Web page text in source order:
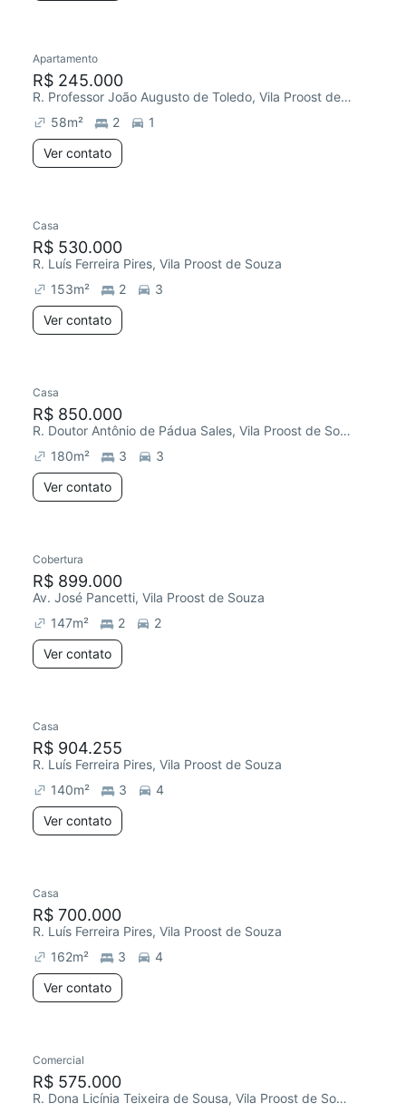
Redecorar
Apartamento
R$ 245.000
R. Professor João Augusto de Toledo, Vila Proost de Souza
58m² 2
1
Ver contato
Chegou este mês
Casa
R$ 530.000
R. Luís Ferreira Pires, Vila Proost de Souza
153m² 2
3
Ver contato
Chegou este mês
Casa
R$ 850.000
R. Doutor Antônio de Pádua Sales, Vila Proost de Souza
180m² 3
3
Ver contato
Redecorar
Cobertura
R$ 899.000
Av. José Pancetti, Vila Proost de Souza
147m² 2
2
Ver contato
Casa
R$ 904.255
R. Luís Ferreira Pires, Vila Proost de Souza
140m² 3
4
Ver contato
Casa
R$ 700.000
R. Luís Ferreira Pires, Vila Proost de Souza
162m² 3
4
Ver contato
Comercial
R$ 575.000
R. Dona Licínia Teixeira de Sousa, Vila Proost de Souza